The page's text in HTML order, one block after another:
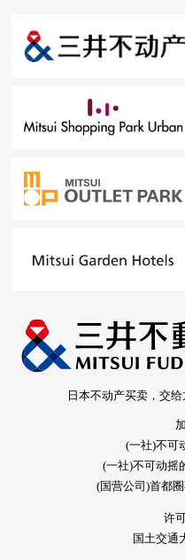
日本不动产买卖，交
(一社)不可
(一社)不可动摇
(国营公司)首都
许
国土交通